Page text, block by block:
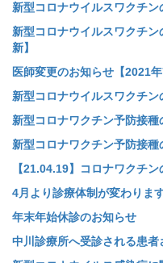
新型コロナウイルスワクチン
新型コロナウイルスワクチ
新】
医師変更のお知らせ【2021年
新型コロナウイルスワクチン
新型コロナワクチン予防接
新型コロナワクチン予防接
【21.04.19】コロナワクチ
4月より診療体制が変わりま
年末年始休診のお知らせ
中川診療所へ受診される患者